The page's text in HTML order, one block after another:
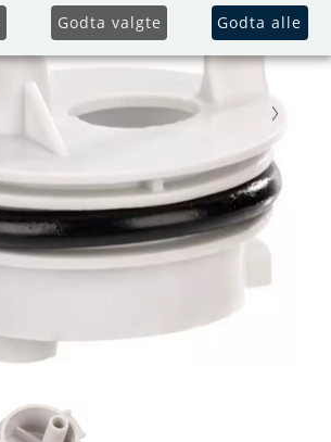
Godta valgte Godta alle